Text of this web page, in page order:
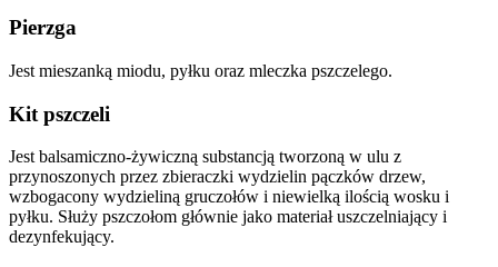
Pierzga
Jest mieszanką miodu, pyłku oraz mleczka pszczelego.
Kit pszczeli
Jest balsamiczno-żywiczną substancją tworzoną w ulu z
przynoszonych przez zbieraczki wydzielin pączków drzew,
wzbogacony wydzieliną gruczołów i niewielką ilością wosku i
pyłku. Służy pszczołom głównie jako materiał uszczelniający i
dezynfekujący.